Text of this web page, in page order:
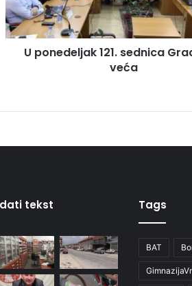
U ponedeljak 121. sednica
veća
tekst Tags
BAT